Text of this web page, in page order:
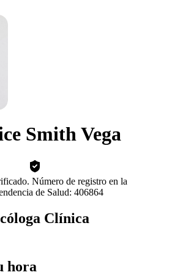
Smith Vega
Número de registro en la
de Salud: 406864
Clínica
hora